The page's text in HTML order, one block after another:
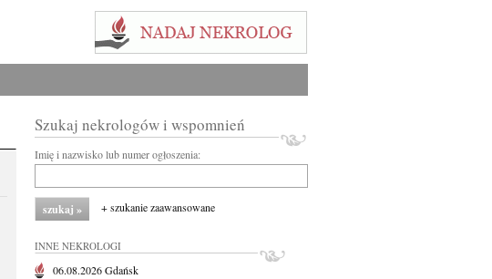
Szukaj nekrologów i wspomnień
Imię i nazwisko lub numer ogłoszenia:
+ szukanie zaawansowane
INNE NEKROLOGI
06.08.2026Gdańsk